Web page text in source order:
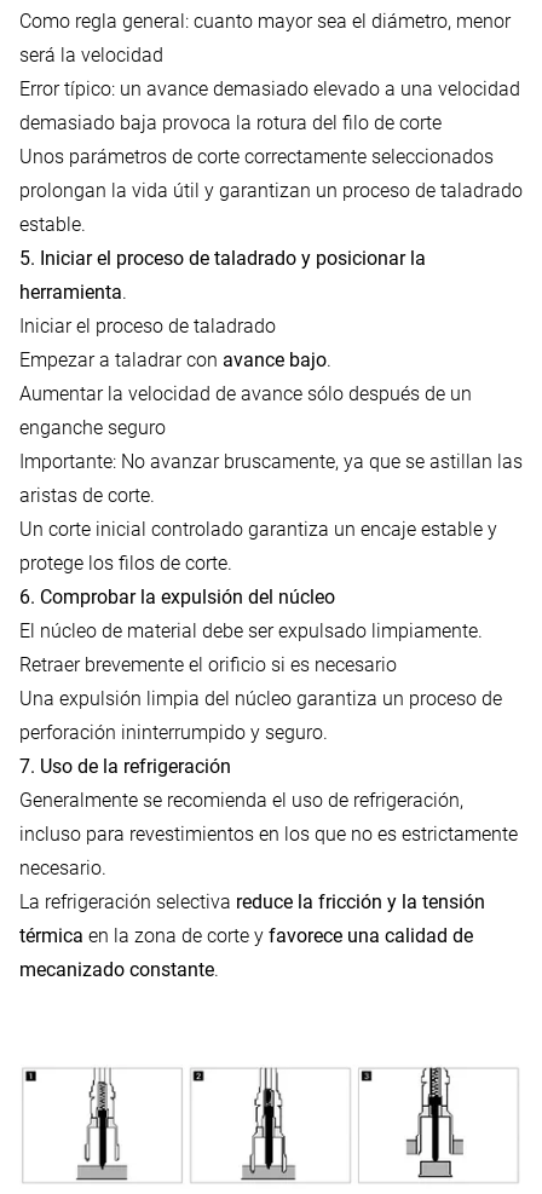
Como regla general: cuanto mayor sea el diámetro, menor
será la velocidad
Error típico: un avance demasiado elevado a una velocidad
demasiado baja provoca la rotura del filo de corte
Unos parámetros de corte correctamente seleccionados
prolongan la vida útil y garantizan un proceso de taladrado
estable.
5. Iniciar el proceso de taladrado y posicionar la
herramienta.
Iniciar el proceso de taladrado
Empezar a taladrar con avance bajo.
Aumentar la velocidad de avance sólo después de un
enganche seguro
Importante: No avanzar bruscamente, ya que se astillan las
aristas de corte.
Un corte inicial controlado garantiza un encaje estable y
protege los filos de corte.
6. Comprobar la expulsión del núcleo
El núcleo de material debe ser expulsado limpiamente.
Retraer brevemente el orificio si es necesario
Una expulsión limpia del núcleo garantiza un proceso de
perforación ininterrumpido y seguro.
7. Uso de la refrigeración
Generalmente se recomienda el uso de refrigeración,
incluso para revestimientos en los que no es estrictamente
necesario.
La refrigeración selectiva reduce la fricción y la tensión
térmica en la zona de corte y favorece una calidad de
mecanizado constante.